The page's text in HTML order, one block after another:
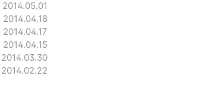
2014.05.01
2014.04.18
2014.04.17
2014.04.15
2014.03.30
2014.02.22